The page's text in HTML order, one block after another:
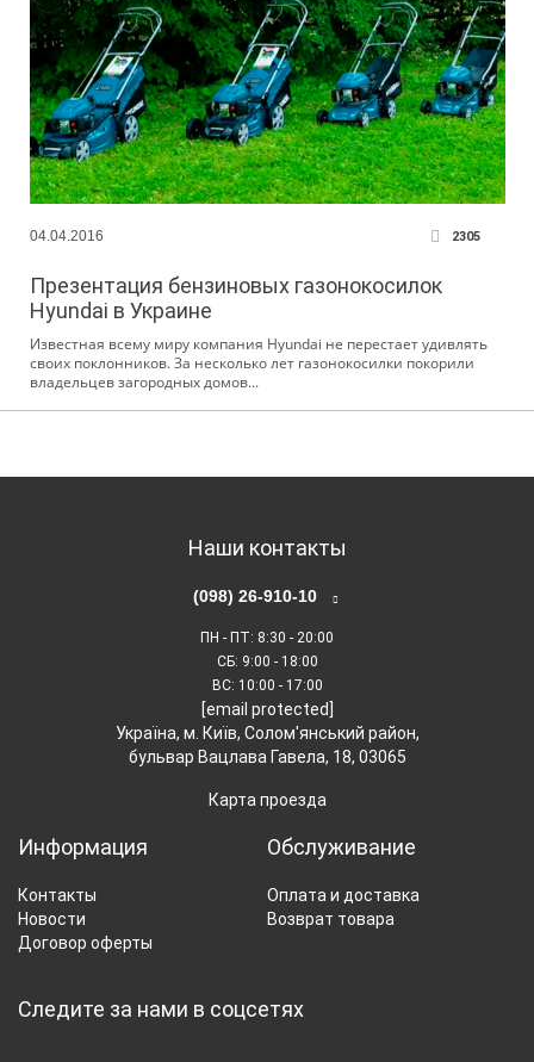
04.04.2016 2305
Презентация бензиновых газонокосилок
Hyundai в Украине
Известная всему миру компания Hyundai не перестает удивлять
своих поклонников. За несколько лет газонокосилки покорили
владельцев загородных домов...
Наши контакты
(098) 26-910-10
ПН - ПТ: 8:30 - 20:00
СБ: 9:00 - 18:00
ВС: 10:00 - 17:00
[email protected]
Українa, м. Київ, Солом'янський район,
бульвар Вацлава Гавела, 18, 03065
Карта проезда
Информация
Контакты
Новости
Договор оферты
Обслуживание
Оплата и доставка
Возврат товара
Следите за нами в соцсетях